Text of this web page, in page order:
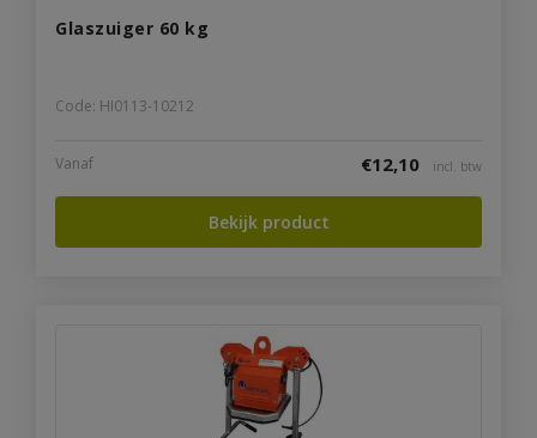
Glaszuiger 60 kg
Code: HI0113-10212
Vanaf €12,10 incl. btw
Bekijk product